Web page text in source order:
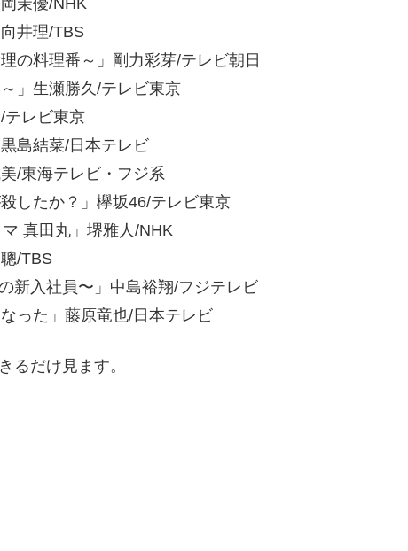
井理/TBS
の料理番～」剛力彩芽/テレビ朝日
」生瀬勝久/テレビ東京
テレビ東京
島結菜/日本テレビ
/東海テレビ・フジ系
したか？」欅坂46/テレビ東京
真田丸」堺雅人/NHK
/TBS
新入社員〜」中島裕翔/フジテレビ
った」藤原竜也/日本テレビ
るだけ見ます。